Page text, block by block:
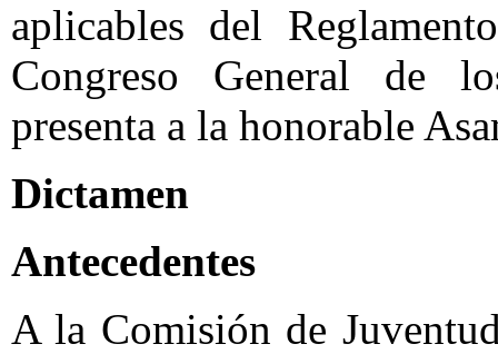
aplicables del
Congreso General de
presenta a la honorable
Dictamen
Antecedentes
A la Comisión de